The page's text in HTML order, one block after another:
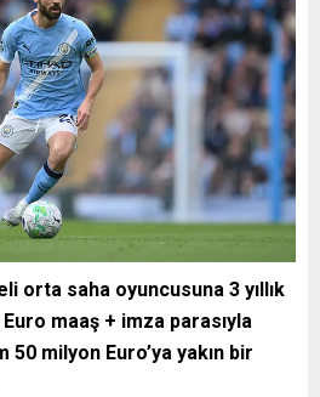
orta saha oyuncusuna 3 yıllık
maaş + imza parasıyla
milyon Euro’ya yakın bir